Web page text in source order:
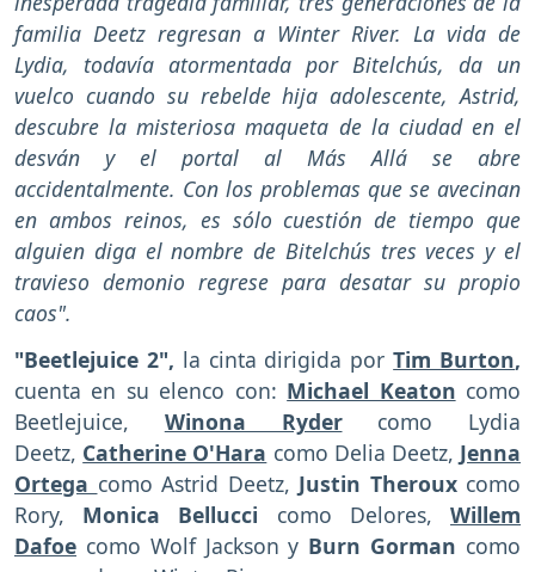
familia Deetz regresan a Winter River. La vida de
Lydia, todavía atormentada por Bitelchús, da un
vuelco cuando su rebelde hija adolescente, Astrid,
descubre la misteriosa maqueta de la ciudad en el
desván y el portal al Más Allá se abre
accidentalmente. Con los problemas que se avecinan
en ambos reinos, es sólo cuestión de tiempo que
alguien diga el nombre de Bitelchús tres veces y el
travieso demonio regrese para desatar su propio
caos".
"Beetlejuice 2", la cinta dirigida porTim Burton,
cuenta en su elenco con: Michael Keaton como
Beetlejuice, Winona Ryder
como Lydia
Deetz, Catherine O'Hara como Delia Deetz, Jenna
Ortega como Astrid Deetz, Justin Theroux como
Rory, Monica Bellucci como Delores,Willem
Dafoe como Wolf Jackson y Burn Gorman como